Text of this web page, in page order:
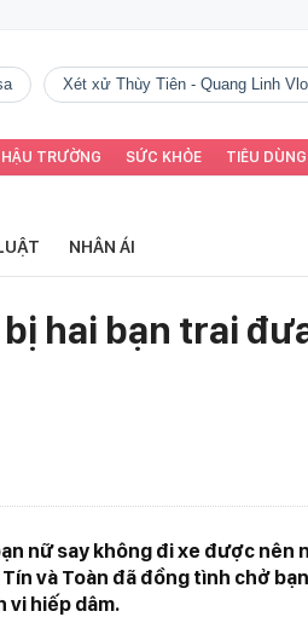
Xét xử Thùy Tiên - Quang Linh
HẬU TRƯỜNG SỨC KHỎE TIÊU DÙNG
NHÂN ÁI
hai bạn trai
nữ say không đi xe được nên
và Toàn đã đồng tình chở
vi hiếp dâm.